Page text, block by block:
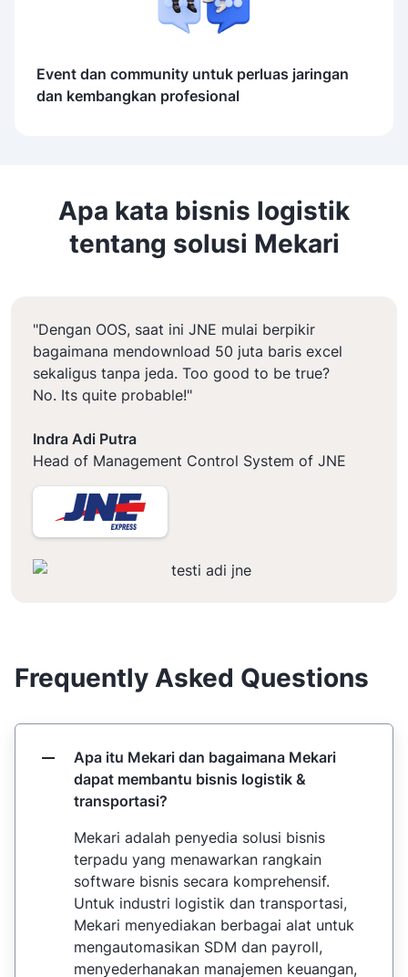
Event dan community untuk perluas jaringan
dan kembangkan profesional
Apa kata bisnis logistik
tentang solusi Mekari
"Dengan OOS, saat ini JNE mulai berpikir
bagaimana mendownload 50 juta baris excel
sekaligus tanpa jeda. Too good to be true?
No. Its quite probable!"
Indra Adi Putra
Head of Management Control System of JNE
Frequently Asked Questions
Apa itu Mekari dan bagaimana Mekari
dapat membantu bisnis logistik &
transportasi?
Mekari adalah penyedia solusi bisnis
terpadu yang menawarkan rangkain
software bisnis secara komprehensif.
Untuk industri logistik dan transportasi,
Mekari menyediakan berbagai alat untuk
mengautomasikan SDM dan payroll,
menyederhanakan manajemen keuangan,